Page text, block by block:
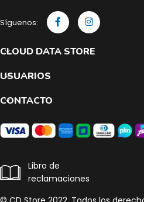
Síguenos:
CLOUD DATA STORE
USUARIOS
CONTACTO
Libro de
reclamaciones